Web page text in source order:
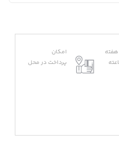
امکان
پرداخت در محل